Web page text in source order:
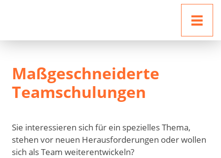
Maßgeschneiderte
Teamschulungen
Sie interessieren sich für ein spezielles Thema,
stehen vor neuen Herausforderungen oder wollen
sich als Team weiterentwickeln?